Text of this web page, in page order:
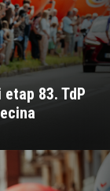
83. TdP